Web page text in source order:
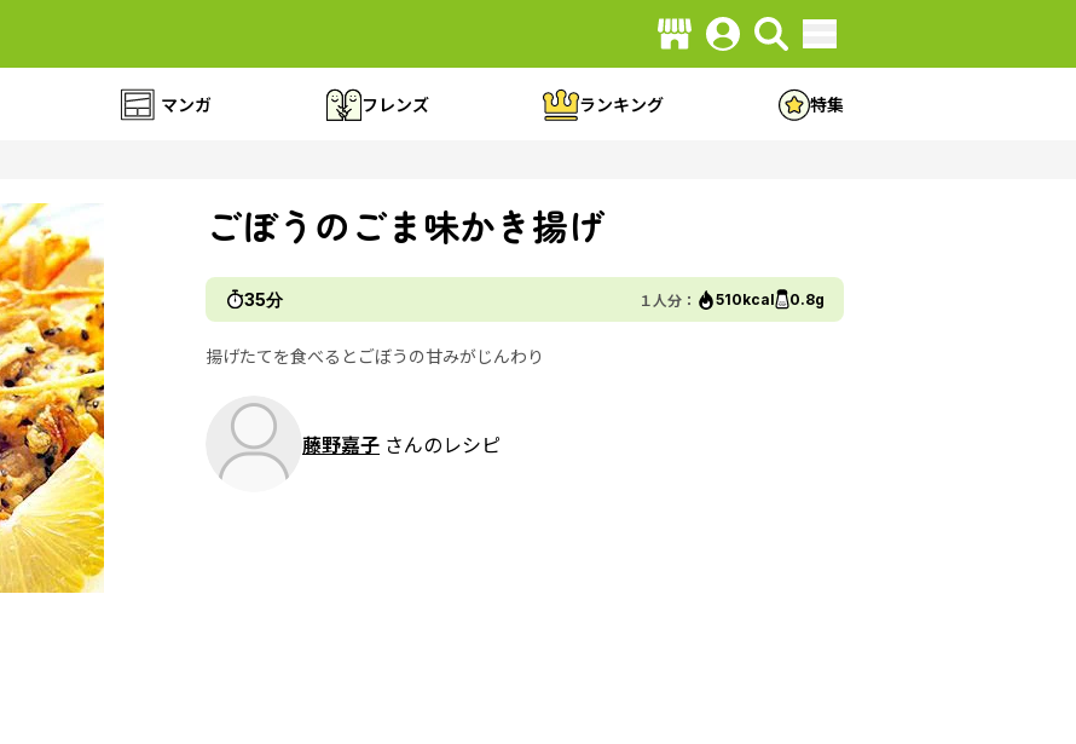
マンガ フレンズ ランキング 特集
ごぼうのごま味かき揚げ
35分 １人分： 510kcal 0.8g
揚げたてを食べるとごぼうの甘みがじんわり
藤野嘉子 さんのレシピ